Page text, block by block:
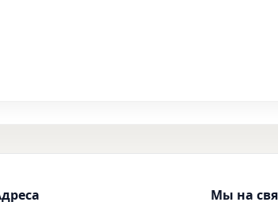
Мы на